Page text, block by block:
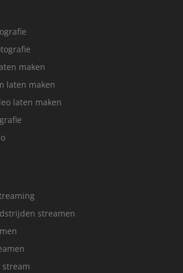
maken
laten maken
laten maken
streamen
stream